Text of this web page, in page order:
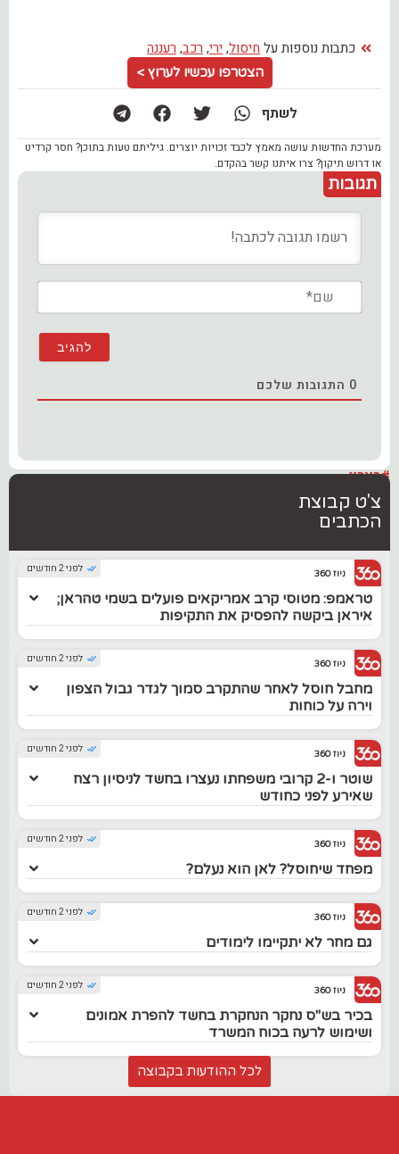
כתבות נוספות על חיסול, ירי, רכב, רעננה
הצטרפו עכשיו לערוץ >
לשתף
מערכת החדשות עושה מאמץ לכבד זכויות יוצרים. גיליתם טעות בתוכן? חסר קרדיט
או דרוש תיקון? צרו איתנו קשר בהקדם.
תגובות
0 התגובות שלכם
#בארץ
צ'ט קבוצת
הכתבים
לפני 2 חודשים ניוז 360
טראמפ: מטוסי קרב אמריקאים פועלים בשמי טהראן;
איראן ביקשה להפסיק את התקיפות
לפני 2 חודשים ניוז 360
מחבל חוסל לאחר שהתקרב סמוך לגדר גבול הצפון
וירה על כוחות
לפני 2 חודשים ניוז 360
שוטר ו-2 קרובי משפחתו נעצרו בחשד לניסיון רצח
שאירע לפני כחודש
לפני 2 חודשים ניוז 360
מפחד שיחוסל? לאן הוא נעלם?
לפני 2 חודשים ניוז 360
גם מחר לא יתקיימו לימודים
לפני 2 חודשים ניוז 360
בכיר בש"ס נחקר הנחקרת בחשד להפרת אמונים
ושימוש לרעה בכוח המשרד
לכל ההודעות בקבוצה